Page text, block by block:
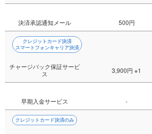
決済承認通知メール 500円
クレジットカード決済
スマートフォンキャリア決済
チャージバック保証サービ
ス
3,900円※1
早期入金サービス -
クレジットカード決済のみ